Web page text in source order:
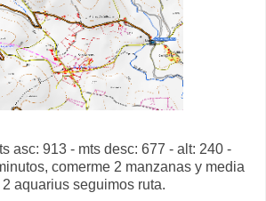
asc: 913 - mts desc: 677 - alt: 240 -
comerme 2 manzanas y media
aquarius seguimos ruta.